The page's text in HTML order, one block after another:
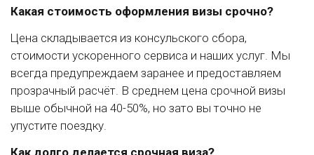
Какая стоимость оформления визы срочно?
Цена складывается из консульского сбора,
стоимости ускоренного сервиса и наших услуг. Мы
всегда предупреждаем заранее и предоставляем
прозрачный расчёт. В среднем цена срочной визы
выше обычной на 40-50%, но зато вы точно не
упустите поездку.